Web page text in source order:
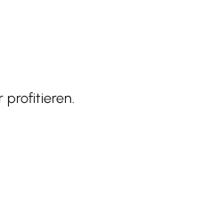
profitieren.